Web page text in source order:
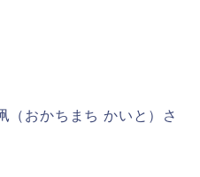
（おかちまち かいと）さ